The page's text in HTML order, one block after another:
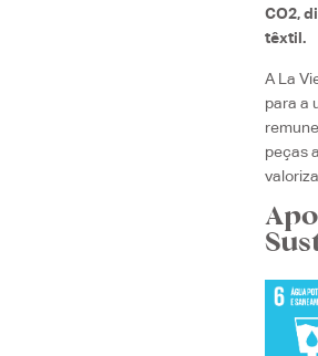
CO2,
têxtil.
A La
para a
peças